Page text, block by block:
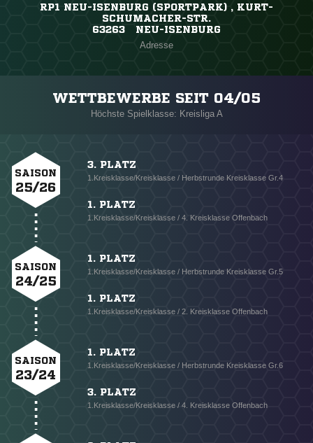
RP1 NEU-ISENBURG (SPORTPARK) , KURT-
SCHUMACHER-STR.
63263 NEU-ISENBURG
Adresse
WETTBEWERBE SEIT 04/05
Höchste Spielklasse: Kreisliga A
SAISON
25/26
3. PLATZ
1.Kreisklasse/Kreisklasse / Herbstrunde Kreisklasse Gr.4
1. PLATZ
1.Kreisklasse/Kreisklasse / 4. Kreisklasse Offenbach
SAISON
24/25
1. PLATZ
1.Kreisklasse/Kreisklasse / Herbstrunde Kreisklasse Gr.5
1. PLATZ
1.Kreisklasse/Kreisklasse / 2. Kreisklasse Offenbach
SAISON
23/24
1. PLATZ
1.Kreisklasse/Kreisklasse / Herbstrunde Kreisklasse Gr.6
3. PLATZ
1.Kreisklasse/Kreisklasse / 4. Kreisklasse Offenbach